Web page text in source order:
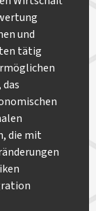
und
tätig
die mit